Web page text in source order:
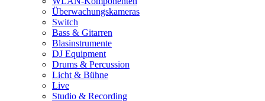
Überwachungskameras
Switch
Bass & Gitarren
Blasinstrumente
DJ Equipment
Drums & Percussion
Licht & Bühne
Live
Studio & Recording